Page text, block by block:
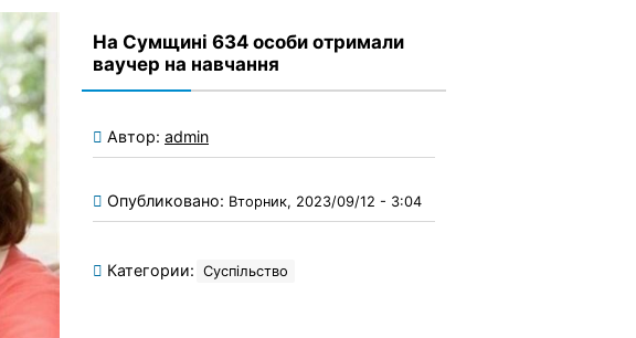
На Cумщині 634 особи отримали
ваучер на навчання
Автор: admin
Опубликовано: Вторник, 2023/09/12 - 3:04
Категории: Суспільство